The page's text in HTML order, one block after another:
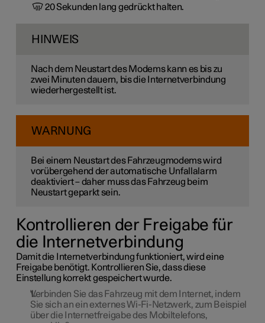
20 Sekunden lang gedrückt halten.
HINWEIS
Nach dem Neustart des Modems kann es bis zu
zwei Minuten dauern, bis die Internetverbindung
wiederhergestellt ist.
WARNUNG
Bei einem Neustart des Fahrzeugmodems wird
vorübergehend der automatische Unfallalarm
deaktiviert – daher muss das Fahrzeug beim
Neustart geparkt sein.
Kontrollieren der Freigabe für
die Internetverbindung
Damit die Internetverbindung funktioniert, wird eine
Freigabe benötigt. Kontrollieren Sie, dass diese
Einstellung korrekt gespeichert wurde.
Verbinden Sie das Fahrzeug mit dem Internet, indem
Sie sich an ein externes Wi-Fi-Netzwerk, zum Beispiel
über die Internetfreigabe des Mobiltelefons,